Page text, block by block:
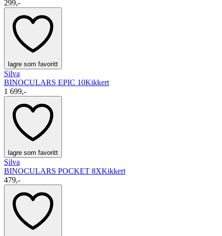
299,-
lagre som favoritt
Silva
BINOCULARS EPIC 10Kikkert
1 699,-
lagre som favoritt
Silva
BINOCULARS POCKET 8XKikkert
479,-